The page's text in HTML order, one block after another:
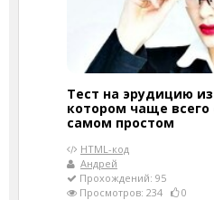
Тест на эрудицию из
котором чаще
самом простом
HTML-код
Андрей
Прохождений: 95
Просмотров: 234
0